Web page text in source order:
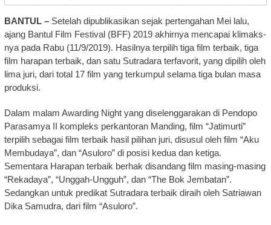
BANTUL –Setelah dipublikasikan sejak pertengahan Mei lalu,
ajang Bantul Film Festival (BFF) 2019 akhirnya mencapai klimaks-
nya pada Rabu (11/9/2019). Hasilnya terpilih tiga film terbaik, tiga
film harapan terbaik, dan satu Sutradara terfavorit, yang dipilih oleh
lima juri, dari total 17 film yang terkumpul selama tiga bulan masa
produksi.
Dalam malam Awarding Night yang diselenggarakan di Pendopo
Parasamya II kompleks perkantoran Manding, film “Jatimurti”
terpilih sebagai film terbaik hasil pilihan juri, disusul oleh film “Aku
Membudaya”, dan “Asuloro” di posisi kedua dan ketiga.
Sementara Harapan terbaik berhak disandang film masing-masing
“Rekadaya”, “Unggah-Ungguh”, dan “The Bok Jembatan”.
Sedangkan untuk predikat Sutradara terbaik diraih oleh Satriawan
Dika Samudra, dari film “Asuloro”.